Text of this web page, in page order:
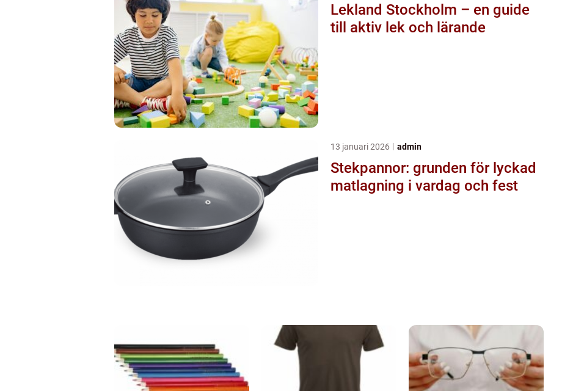
Lekland Stockholm – en guide
till aktiv lek och lärande
13 januari 2026 admin
Stekpannor: grunden för lyckad
matlagning i vardag och fest